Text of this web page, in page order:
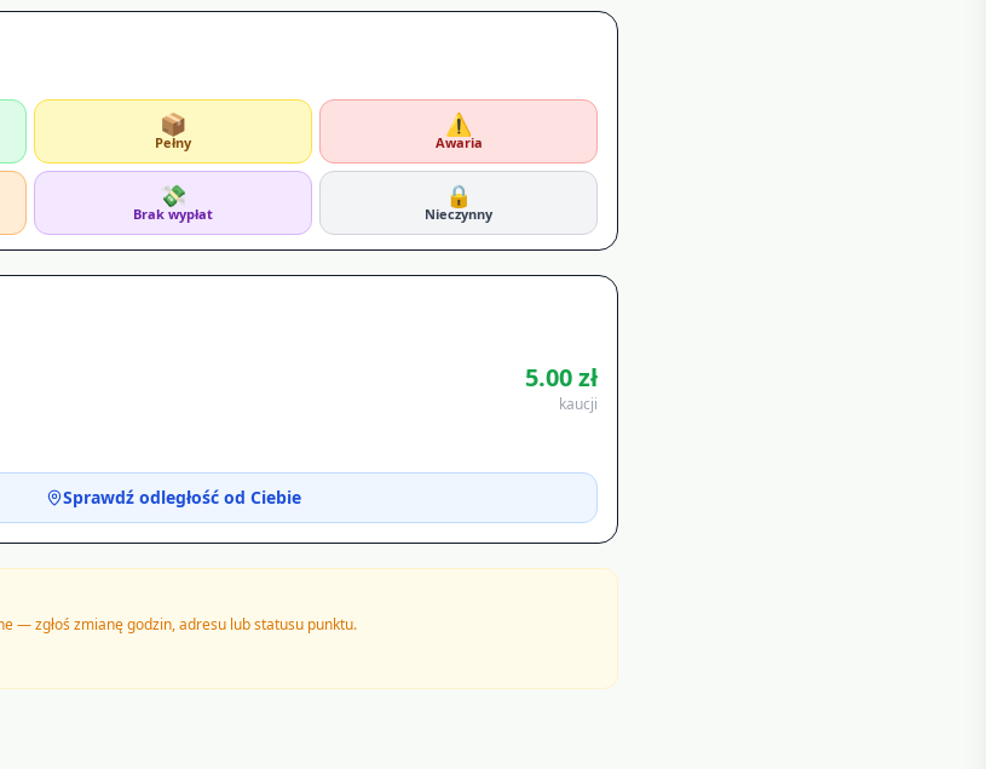
📦
Pełny
⚠️
Awaria
💸
Brak wypłat
🔒
Nieczynny
5.00zł
kaucji
Sprawdź odległość od Ciebie
— zgłoś zmianę godzin, adresu lub statusu punktu.